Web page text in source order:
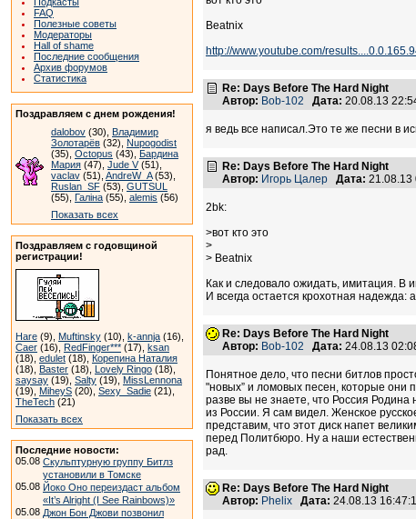
FAQ
Полезные советы
Модераторы
Hall of shame
Последние сообщения
Архив форумов
Статистика
Поздравляем с днем рождения!
dalobov (30), Владимир
Золотарёв (32), Nupogodist
(35), Octopus (43), Бардина
Мария (47), Jude V(51),
vaclav (51), AndreW_A(53),
Ruslan_SF (53), GUTSUL
(55), Галіна (55), alemis (56)
Показать всех
Поздравляем с годовщиной
регистрации!
Hare (9), Muftinsky (10), k-annja (16),
Caer (16), RedFinger*** (17), ksan
(18), edulet (18), Корепина Наталия
(18), Baster (18), Lovely Ringo (18),
saysay (19), Salty (19), MissLennona
(19), MiheyS (20), Sexy_Sadie (21),
TheTech (21)
Показать всех
Последние новости:
05.08 Скульптурную группу Битлз
установили в Томске
05.08 Йоко Оно переиздаст альбом
«It’s Alright (I See Rainbows)»
05.08 Джон Бон Джови позвонил
Beatnix
http://www.youtube.com/
Re: Days Before The Hard Night
Автор: Bob-102 Дата: 20.08.13
я ведь все написал.Это те же песни в
Re: Days Before The Hard Night
Автор: Игорь Цалер Дата: 21.08.13
2bk:
>вот кто это
>
> Beatnix
Как и следовало ожидать, имитация. В
И всегда остается крохотная надежда:
Re: Days Before The Hard Night
Автор: Bob-102 Дата: 24.08.13
Понятное дело, что песни битлов
"новых” и ломовых песен, которые они
разве вы не знаете, что Россия
из России. Я сам видел. Женское
представим, что этот диск напет
перед Политбюро. Ну а наши
рад.
Re: Days Before The Hard Night
Автор: Phelix Дата: 24.08.13